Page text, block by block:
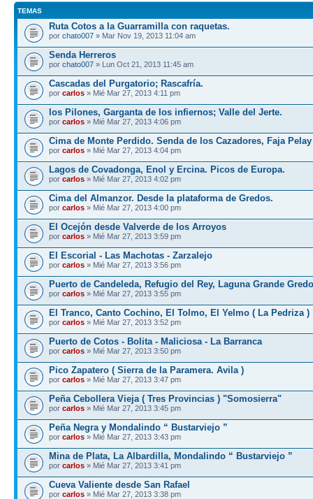
TEMAS
Ruta Cotos a la Guarramilla con raquetas.
por chato007 » Mar Nov 19, 2013 11:04 am
Senda Herreros
por chato007 » Lun Oct 21, 2013 11:45 am
Cascadas del Purgatorio; Rascafría.
por carlos » Mié Mar 27, 2013 4:11 pm
los Pilones, Garganta de los infiernos; Valle del Jerte.
por carlos » Mié Mar 27, 2013 4:06 pm
Cima de Monte Perdido. Senda de los Cazadores, Faja Pelay
por carlos » Mié Mar 27, 2013 4:04 pm
Lagos de Covadonga, Enol y Ercina. Picos de Europa.
por carlos » Mié Mar 27, 2013 4:02 pm
Cima del Almanzor. Desde la plataforma de Gredos.
por carlos » Mié Mar 27, 2013 4:00 pm
El Ocejón desde Valverde de los Arroyos
por carlos » Mié Mar 27, 2013 3:59 pm
El Escorial - Las Machotas - Zarzalejo
por carlos » Mié Mar 27, 2013 3:56 pm
Puerto de Candeleda, Refugio del Rey, Laguna Grande
por carlos » Mié Mar 27, 2013 3:55 pm
El Tranco, Canto Cochino, El Tolmo, El Yelmo ( La Pedriza )
por carlos » Mié Mar 27, 2013 3:52 pm
Puerto de Cotos - Bolita - Maliciosa - La Barranca
por carlos » Mié Mar 27, 2013 3:50 pm
Pico Zapatero ( Sierra de la Paramera. Avila )
por carlos » Mié Mar 27, 2013 3:47 pm
Peña Cebollera Vieja ( Tres Provincias ) "Somosierra"
por carlos » Mié Mar 27, 2013 3:45 pm
Peña Negra y Mondalindo “ Bustarviejo ”
por carlos » Mié Mar 27, 2013 3:43 pm
Mina de Plata, La Albardilla, Mondalindo “ Bustarviejo ”
por carlos » Mié Mar 27, 2013 3:41 pm
Cueva Valiente desde San Rafael
por carlos » Mié Mar 27, 2013 3:38 pm